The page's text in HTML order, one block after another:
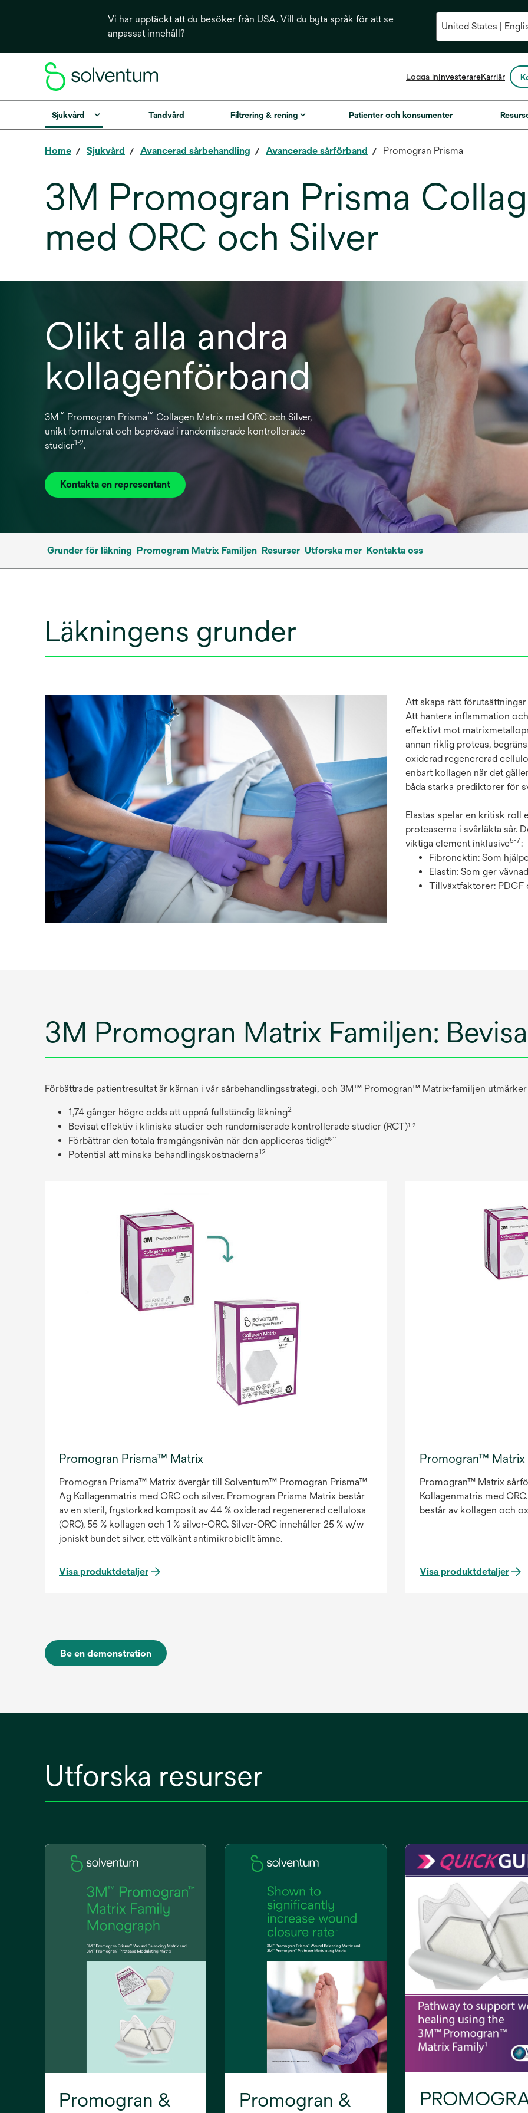
Vi har upptäckt att du besöker från USA. Vill du byta språk för att se
anpassat innehåll?
Logga inInvesterareopens
a
Karriär
Sjukvård Tandvård Filtrering & rening Patienter och konsumenter
Home Sjukvård Avancerad sårbehandling Avancerade sårförband Promogran Prisma
3M Promogran Prisma
med ORC och Silver
Olikt alla andra
kollagenförband
3M™ Promogran Prisma™ Collagen Matrix med ORC och Silver,
unikt formulerat och beprövad i randomiserade kontrollerade
studier1-2.
Kontakta en representant
Grunder för läkning Promogram Matrix Familjen Resurser Utforska mer Kontakta oss
Läkningens grunder
Att skapa rätt
Att hantera inflammation
effektivt mot
annan riklig proteas,
oxiderad regenererad
enbart kollagen när det
båda starka prediktorer för
Elastas spelar en kritisk roll
proteaserna i svårläkta sår.
viktiga element inklusive5-7:
Fibronektin: Som
Elastin: Som ger
Tillväxtfaktorer: PDGF
3M Promogran Matrix Familjen:
Förbättrade patientresultat är kärnan i vår sårbehandlingsstrategi, och 3M™ Promogran™ Matrix-familjen utmärker
1,74 gånger högre odds att uppnå fullständig läkning2
Bevisat effektiv i kliniska studier och randomiserade kontrollerade studier (RCT)1-2
Förbättrar den totala framgångsnivån när den appliceras tidigt8-11
Potential att minska behandlingskostnaderna12
Promogran Prisma™ Matrix
Promogran Prisma™ Matrix övergår till Solventum™ Promogran Prisma™
Ag Kollagenmatris med ORC och silver. Promogran Prisma Matrix består
av en steril, frystorkad komposit av 44 % oxiderad regenererad cellulosa
(ORC), 55 % kollagen och 1 % silver-ORC. Silver-ORC innehåller 25 % w/w
joniskt bundet silver, ett välkänt antimikrobiellt ämne.
Visa produktdetaljer
Promogran™ Matrix
Promogran™ Matrix
Kollagenmatris med
består av kollagen och
Visa produktdetaljer
Be en demonstration
Utforska resurser
Promogran &
Promogran &